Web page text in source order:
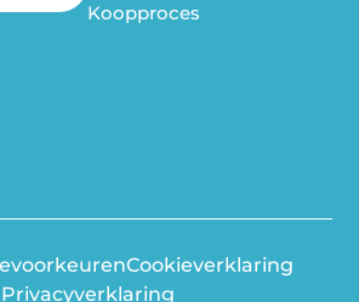
Koopproces
Cookieverklaring
Privacyverklaring